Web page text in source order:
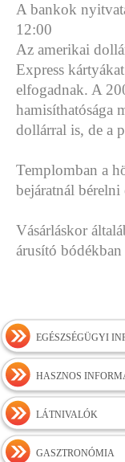
A bankok
12:00
Az amerikai
Express
elfogadnak. A
hamisíthatósága
dollárral is, de a
Templomban a
bejáratnál
Vásárláskor
árusító
EGÉSZSÉGÜGYI
HASZNOS
LÁTNIVALÓK
GASZTRONÓMIA